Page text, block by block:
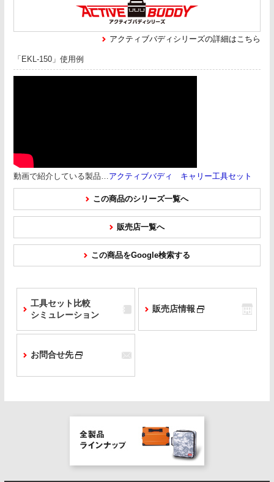
アクティブバディシリーズの詳細はこちら
「EKL-150」使用例
動画で紹介している製品… アクティブバディ キャリー工具セット
この商品のシリーズ一覧へ
販売店一覧へ
この商品をGoogle検索する
工具セット比較
シミュレーション
販売店情報
お問合せ先